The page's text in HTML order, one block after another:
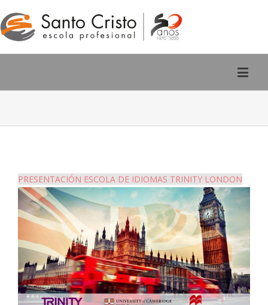
988 220 588
PRESENTACIÓN ESCOLA DE IDIOMAS TRINITY LONDON